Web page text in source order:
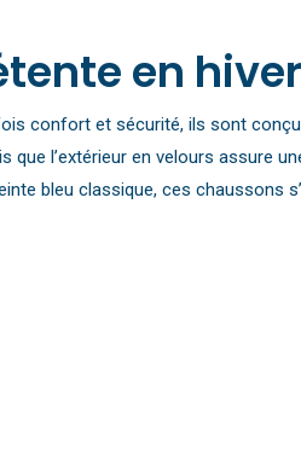
en hiver
confort et sécurité, ils sont
l’extérieur en velours assure
bleu classique, ces chaussons